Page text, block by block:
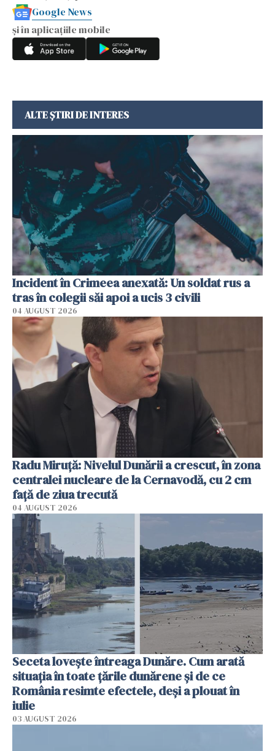
Google News
și în aplicațiile mobile
ALTE ȘTIRI DE INTERES
Incident în Crimeea anexată: Un soldat rus a
tras în colegii săi apoi a ucis 3 civili
04 AUGUST 2026
Radu Miruţă: Nivelul Dunării a crescut, în zona
centralei nucleare de la Cernavodă, cu 2 cm
faţă de ziua trecută
04 AUGUST 2026
Seceta lovește întreaga Dunăre. Cum arată
situația în toate țările dunărene și de ce
România resimte efectele, deși a plouat în
iulie
03 AUGUST 2026